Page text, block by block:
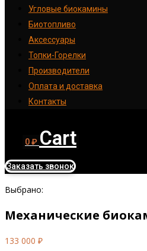
Угловые биокамины
Биотопливо
Аксессуары
Топки-Горелки
Производители
Оплата и доставка
Контакты
0₽ Cart
Заказать звонок
Выбрано:
Механические
133 000 ₽